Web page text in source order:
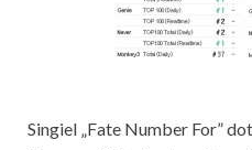
Singiel „Fate Number For”